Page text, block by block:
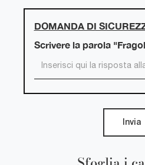
DOMANDA DI
Scrivere la parola
Invia